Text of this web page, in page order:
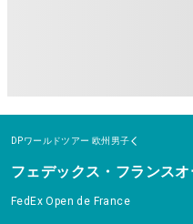
DPワールドツアー 欧州男子
フェデックス・フランス
FedEx Open de France